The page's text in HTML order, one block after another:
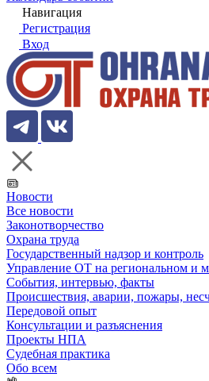
Навигация
Регистрация
Вход
Новости
Все новости
Законотворчество
Охрана труда
Государственный надзор и контроль
Управление ОТ на региональном и
События, интервью, факты
Происшествия, аварии, пожары,
Передовой опыт
Консультации и разъяснения
Проекты НПА
Судебная практика
Обо всем